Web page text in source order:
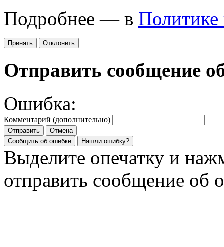
Подробнее — в Политике
Принять Отклонить
Отправить сообщение
Ошибка:
Комментарий (дополнительно)
Отправить
Отмена
Сообщить об ошибке
Нашли ошибку?
Выделите опечатку и
отправить сообщение об